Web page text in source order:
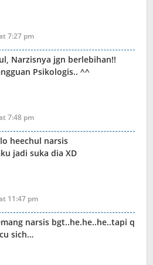
7:27 pm
Narzisnya jgn berlebihan!!
Psikologis.. ^^
7:48 pm
heechul narsis
jadi suka dia XD
11:47 pm
narsis bgt..he.he..he..tapi q
sich…